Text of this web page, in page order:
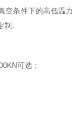
空条件下的高低温力
。
可选；